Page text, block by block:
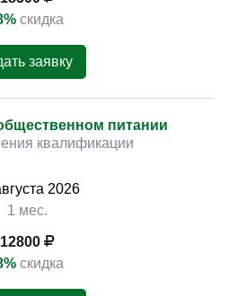
скидка
заявку
питании
квалификации
2026
1 мес.
12800
скидка